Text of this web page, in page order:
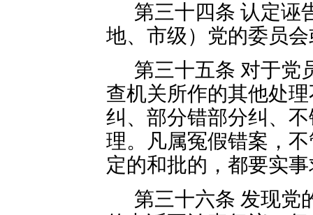
第三十四条 认定诬
地、市级）党的委员
第三十五条 对于党
查机关所作的其他处
纠、部分错部分纠、
理。凡属冤假错案，
定的和批的，都要实
第三十六条 发现党